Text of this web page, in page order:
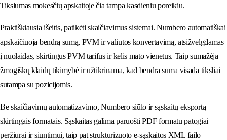
Tikslumas mokesčių apskaitoje čia tampa kasdieniu poreikiu.
Praktiškiausia išeitis, patikėti skaičiavimus sistemai. Numbero automatiškai
apskaičiuoja bendrą sumą, PVM ir valiutos konvertavimą, atsižvelgdamas
į nuolaidas, skirtingus PVM tarifus ir kelis mato vienetus. Taip sumažėja
žmogiškų klaidų tikimybė ir užtikrinama, kad bendra suma visada tiksliai
sutampa su pozicijomis.
Be skaičiavimų automatizavimo, Numbero siūlo ir sąskaitų eksportą
skirtingais formatais. Sąskaitas galima paruošti PDF formatu patogiai
peržiūrai ir siuntimui, taip pat struktūrizuoto e-sąskaitos XML failo